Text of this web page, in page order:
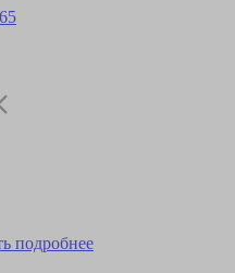
подробнее